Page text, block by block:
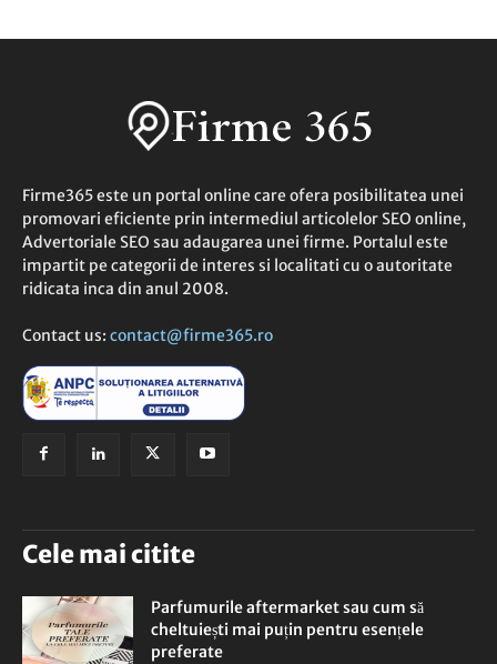
Firme365 este un portal online care ofera posibilitatea unei
promovari eficiente prin intermediul articolelor SEO online,
Advertoriale SEO sau adaugarea unei firme. Portalul este
impartit pe categorii de interes si localitati cu o autoritate
ridicata inca din anul 2008.
Contact us: contact@firme365.ro
Cele mai citite
Parfumurile aftermarket sau cum să
cheltuiești mai puțin pentru esențele
preferate